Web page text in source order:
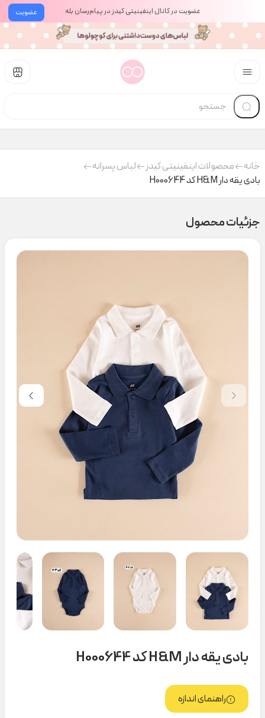
عضویت عضویت در کانال اینفینیتی کیدز در پیام‌رسان بله
خانه محصولات اینفینیتی کیدز
لباس پسرانه
بادی یقه دار H&M کد H000644
جزئیات محصول
بادی یقه دار H&M کد H000644
راهنمای اندازه